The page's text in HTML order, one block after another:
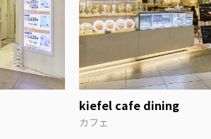
kiefel cafe dining
カフェ